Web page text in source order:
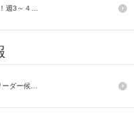
週3～４…
ダー候…